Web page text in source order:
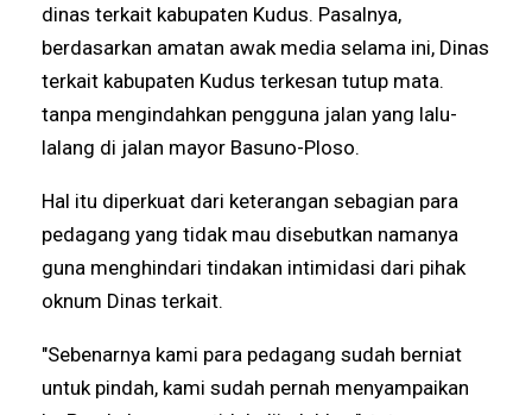
dinas terkait kabupaten Kudus. Pasalnya,
berdasarkan amatan awak media selama ini, Dinas
terkait kabupaten Kudus terkesan tutup mata.
tanpa mengindahkan pengguna jalan yang lalu-
lalang di jalan mayor Basuno-Ploso.
Hal itu diperkuat dari keterangan sebagian para
pedagang yang tidak mau disebutkan namanya
guna menghindari tindakan intimidasi dari pihak
oknum Dinas terkait.
"Sebenarnya kami para pedagang sudah berniat
untuk pindah, kami sudah pernah menyampaikan